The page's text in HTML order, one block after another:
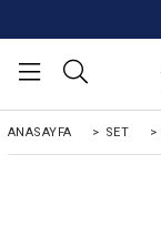
ANASAYFA > SET >